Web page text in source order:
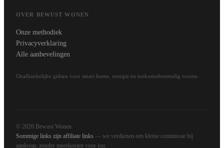
OVER BEWUST WONEN
Onze methodiek
Privacyverklaring
Alle aanbevelingen
Onafhankelijke gidsen voor smart home, energie en toekomstbestendig wonen.
© 2026 Bewust Wonen
Sommige links zijn affiliate links — we verdienen een kleine commissie bij
aankoop, zonder meerkosten voor jou.